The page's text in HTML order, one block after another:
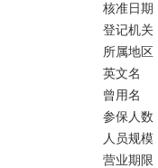
核准日期	2016-12-29
登记机关	南昌市新建区市场和质量监督管理局
所属地区	江西省
英文名	-
曾用名	江西铭顺竹木制品有限公司
参保人数	1
人员规模	-
营业期限	2004-11-17 至 2034-11-16